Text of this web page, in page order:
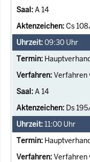
A 14
Cs
09:30 Uhr
Verfahren
A 14
Ds
11:00 Uhr
Verfahren